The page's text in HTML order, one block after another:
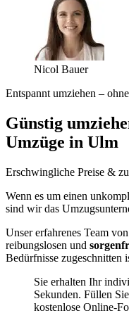
Nicol Bauer
Entspannt umziehen –
Günstig
Umzüge in Ulm
Erschwingliche Preise &
Wenn es um einen
sind wir das
Unser erfahrenes Team
reibungslosen und
Bedürfnisse zugeschnitten
Sie erhalten Ihr
Sekunden. Füllen
kostenlose Online-